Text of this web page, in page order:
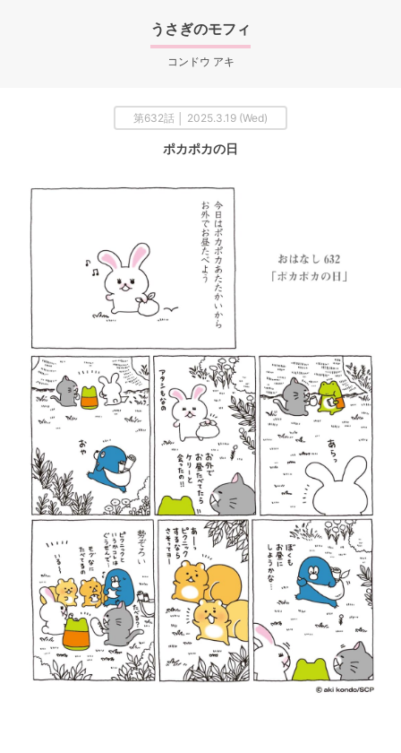
うさぎのモフィ
コンドウ アキ
第632話 │ 2025.3.19 (Wed)
ポカポカの日